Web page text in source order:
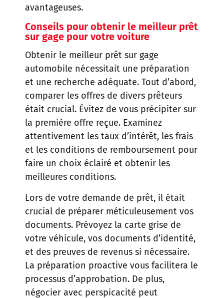
avantageuses.
Conseils pour obtenir le meilleur prêt
sur gage pour votre voiture
Obtenir le meilleur prêt sur gage
automobile nécessitait une préparation
et une recherche adéquate. Tout d’abord,
comparer les offres de divers prêteurs
était crucial. Évitez de vous précipiter sur
la première offre reçue. Examinez
attentivement les taux d’intérêt, les frais
et les conditions de remboursement pour
faire un choix éclairé et obtenir les
meilleures conditions.
Lors de votre demande de prêt, il était
crucial de préparer méticuleusement vos
documents. Prévoyez la carte grise de
votre véhicule, vos documents d’identité,
et des preuves de revenus si nécessaire.
La préparation proactive vous facilitera le
processus d’approbation. De plus,
négocier avec perspicacité peut